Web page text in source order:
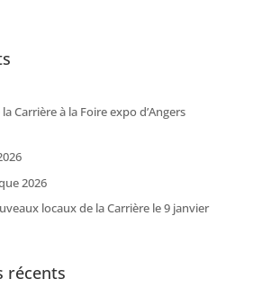
Carrière à la Foire expo d’Angers
2026
locaux de la Carrière le 9 janvier
récents